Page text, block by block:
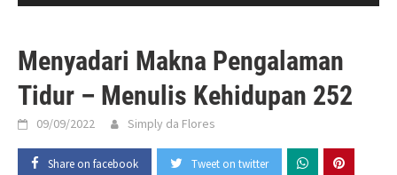
Menyadari Makna Pengalaman
Tidur – Menulis Kehidupan 252
09/09/2022 Simply da Flores
Share on facebook Tweet on twitter